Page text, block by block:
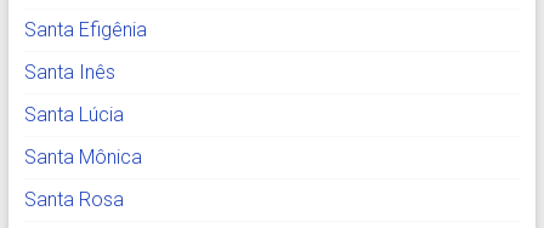
Santa Efigênia
Santa Inês
Santa Lúcia
Santa Mônica
Santa Rosa